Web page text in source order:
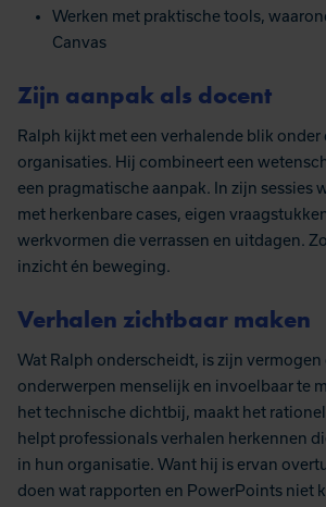
Werken met praktische tools,
Canvas
Zijn aanpak als docent
Ralph kijkt met een verhalende blik onder
organisaties. Hij combineert een
een pragmatische aanpak. In zijn sessies
met herkenbare cases, eigen
werkvormen die verrassen en uitdagen.
inzicht én beweging.
Verhalen zichtbaar maken
Wat Ralph onderscheidt, is zijn
onderwerpen menselijk en invoelbaar te
het technische dichtbij, maakt het
helpt professionals verhalen herkennen
in hun organisatie. Want hij is ervan
doen wat rapporten en PowerPoints niet